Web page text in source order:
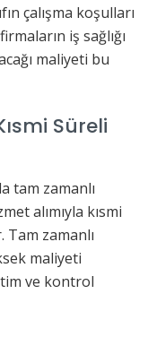
çalışma koşulları
iş sağlığı
maliyeti bu
Süreli
tam zamanlı
alımıyla kısmi
Tam zamanlı
maliyeti
ve kontrol